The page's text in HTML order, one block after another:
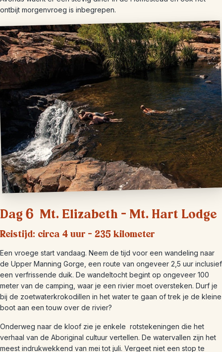
ontbijt morgenvroeg is inbegrepen.
Dag 6 Mt. Elizabeth – Mt. Hart Lodge
Reistijd: circa 4 uur – 235 kilometer
Een vroege start vandaag. Neem de tijd voor een wandeling naar
de Upper Manning Gorge, een route van ongeveer 2,5 uur inclusief
een verfrissende duik. De wandeltocht begint op ongeveer 100
meter van de camping, waar je een rivier moet oversteken. Durf je
bij de zoetwaterkrokodillen in het water te gaan of trek je de kleine
boot aan een touw over de rivier?
Onderweg naar de kloof zie je enkele rotstekeningen die het
verhaal van de Aboriginal cultuur vertellen. De watervallen zijn het
meest indrukwekkend van mei tot juli. Vergeet niet een stop te